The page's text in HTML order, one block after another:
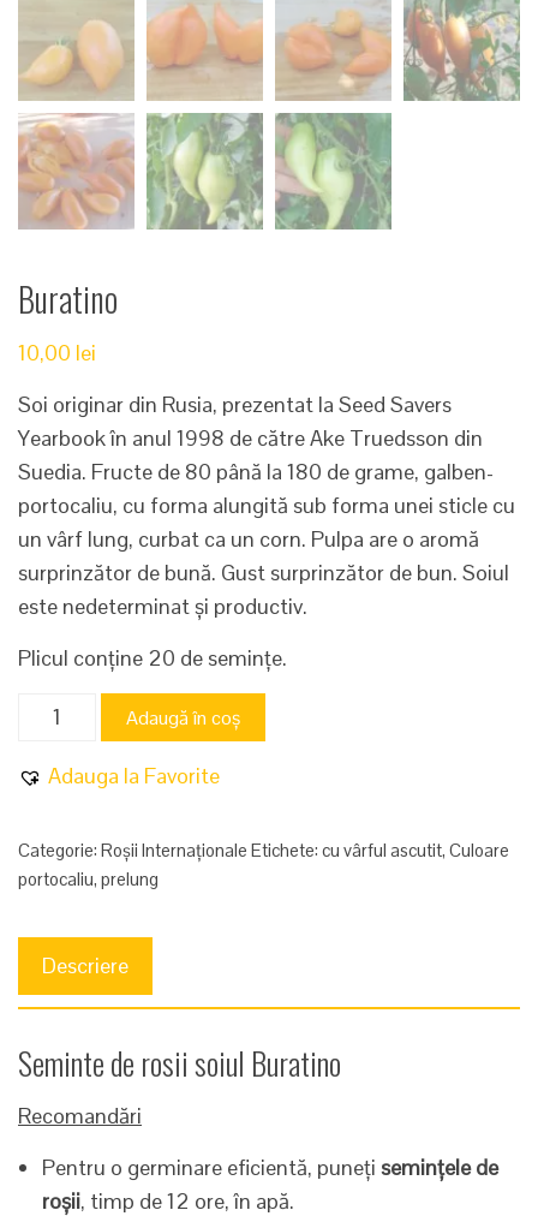
Buratino
10,00 lei
Soi originar din Rusia, prezentat la Seed Savers
Yearbook în anul 1998 de către Ake Truedsson din
Suedia. Fructe de 80 până la 180 de grame, galben-
portocaliu, cu forma alungită sub forma unei sticle cu
un vârf lung, curbat ca un corn. Pulpa are o aromă
surprinzător de bună. Gust surprinzător de bun. Soiul
este nedeterminat și productiv.
Plicul conține 20 de semințe.
Cantitate
Adaugă în coș
Adauga la Favorite
Categorie: Roșii Internaționale Etichete: cu vârful ascutit, Culoare
portocaliu, prelung
Descriere
Seminte de rosii soiul Buratino
Recomandări
Pentru o germinare eficientă, puneți semințele de
roșii, timp de 12 ore, în apă.